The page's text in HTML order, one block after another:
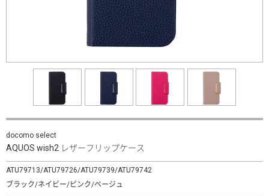
docomo select
AQUOS wish2 レザーフリップケース
ATU79713/ATU79726/ATU79739/ATU79742
ブラック/ネイビー/ピンク/ベージュ